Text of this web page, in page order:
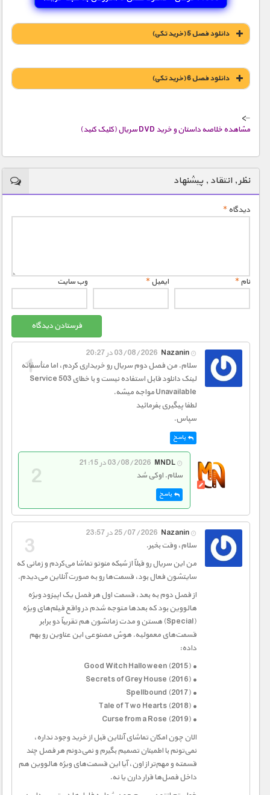
دانلود فصل 5 (خرید تکی)
1900 تومان – دانلود قسمت 1 (افزودن به سبد خريد)
1900 تومان – دانلود قسمت 4 (افزودن به سبد خريد)
1900 تومان – دانلود قسمت 5 (افزودن به سبد خريد)
1900 تومان – دانلود قسمت 9 (افزودن به سبد خريد)
1900 تومان – دانلود قسمت 12 (افزودن به سبد خريد)
دانلود فصل 6 (خرید تکی)
1900 تومان – دانلود قسمت 3 (افزودن به سبد خريد)
1900 تومان – دانلود قسمت 7 (افزودن به سبد خريد)
1900 تومان – دانلود قسمت 8 (افزودن به سبد خريد)
–>
مشاهده خلاصه داستان و خرید DVD سریال (کلیک کنید)
دیدگاه*
نام* ایمیل* وب‌ سایت
نظر , انتقاد , پیشنهاد
Nazanin 03/08/2026 در 20:27
سلام. من فصل دوم سریال رو خریداری کردم، اما متأسفانه
لینک دانلود قابل استفاده نیست و با خطای 503 Service
Unavailable مواجه میشه.
لطفا پیگیری بفرمائید
سپاس.
پاسخ
MNDL 03/08/2026 در 21:15
سلام. اوکی شد
پاسخ
Nazanin 25/07/2026 در 23:57
سلام، وقت بخیر.
من این سریال رو قبلاً از شبکه منوتو تماشا می‌کردم و زمانی که
سایتشون فعال بود، قسمت‌ها رو به صورت آنلاین می‌دیدم.
از فصل دوم به بعد، قسمت اول هر فصل یک اپیزود ویژه
هالووین بود که بعدها متوجه شدم در واقع فیلم‌های ویژه
(Special) هستن و مدت زمانشون هم تقریباً دو برابر
قسمت‌های معمولیه. هوش مصنوعی این عناوین رو بهم
داده:
• Good Witch Halloween (2015)
• Secrets of Grey House (2016)
• Spellbound (2017)
• Tale of Two Hearts (2018)
• Curse from a Rose (2019)
الان چون امکان تماشای آنلاین قبل از خرید وجود نداره،
نمی‌تونم با اطمینان تصمیم بگیرم و نمی‌دونم هر فصل چند
قسمته و مهم‌تر از اون، آیا این قسمت‌های ویژه هالووین هم
داخل فصل‌ها قرار دارن یا نه.